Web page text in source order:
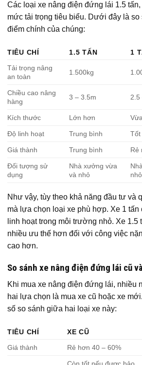
Các loại xe nâng điện đứng lái 1.5
mức tải trọng tiêu biểu. Dưới đây là so
điểm chính của chúng:
TIÊU CHÍ 1.5 TẤN 1
Tải trọng nâng
an toàn
1.500kg
Chiều cao nâng
hàng
3 – 3.5m 2.5
Kích thước Lớn hơn
Độ linh hoạt Trung bình Tốt
Giá thành Trung bình Rẻ
Đối tượng sử
dụng
Nhà xưởng vừa
và nhỏ
nhỏ
Như vậy, tùy theo khả năng đầu tư và
mà lựa chọn loại xe phù hợp. Xe 1 tấn
linh hoạt trong môi trường nhỏ. Xe 1.5
nhiều ưu thế hơn đối với công việc
cao hơn.
So sánh xe nâng điện đứng lái cũ
Khi mua xe nâng điện đứng lái, nhiều
hai lựa chọn là mua xe cũ hoặc xe
số so sánh giữa hai loại xe này:
TIÊU CHÍ XE CŨ
Giá thành
Rẻ hơn 40 – 60%